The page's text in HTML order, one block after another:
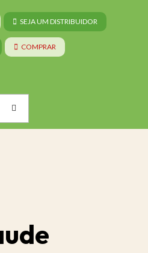
SEJA UM DISTRIBUIDOR
COMPRAR